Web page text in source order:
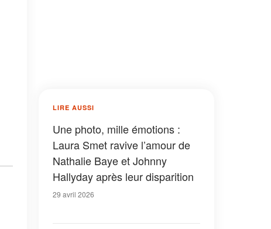
LIRE AUSSI
Une photo, mille émotions :
Laura Smet ravive l’amour de
Nathalie Baye et Johnny
Hallyday après leur disparition
29 avril 2026